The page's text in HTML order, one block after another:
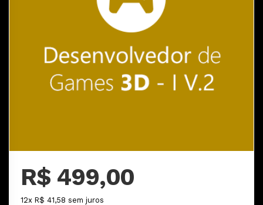
R$ 499,00
12x R$ 41,58 sem juros